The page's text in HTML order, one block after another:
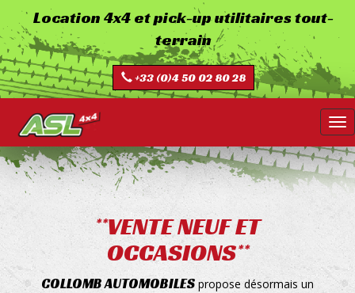
Aller
au
contenu
principal
Location 4x4 et pick-up utilitaires tout-
terrain
+33 (0)4 50 02 80 28
**VENTE NEUF ET
OCCASIONS**
COLLOMB AUTOMOBILES propose désormais un